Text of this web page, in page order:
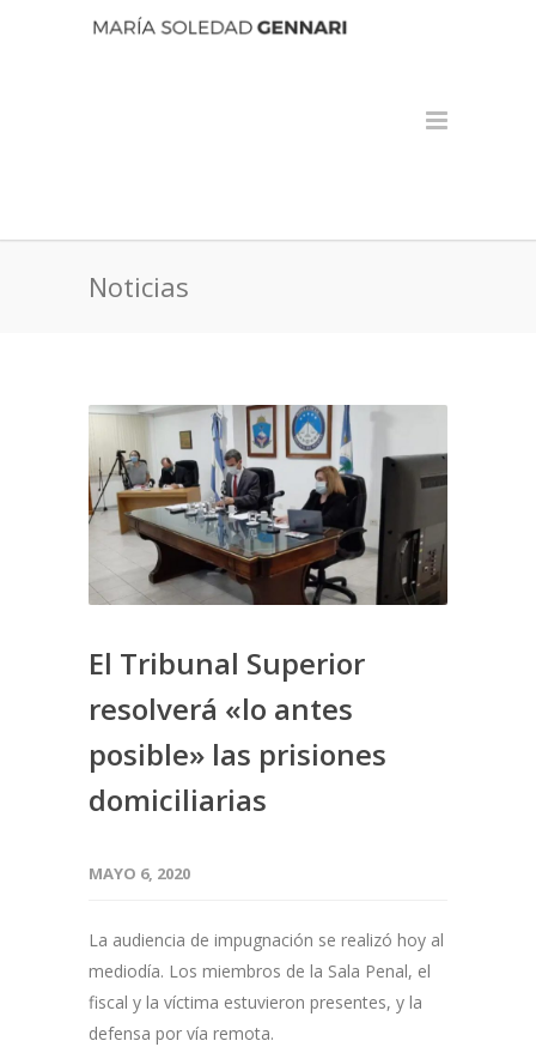
Noticias
El Tribunal Superior
resolverá «lo antes
posible» las prisiones
domiciliarias
MAYO 6, 2020
La audiencia de impugnación se realizó hoy al
mediodía. Los miembros de la Sala Penal, el
fiscal y la víctima estuvieron presentes, y la
defensa por vía remota.